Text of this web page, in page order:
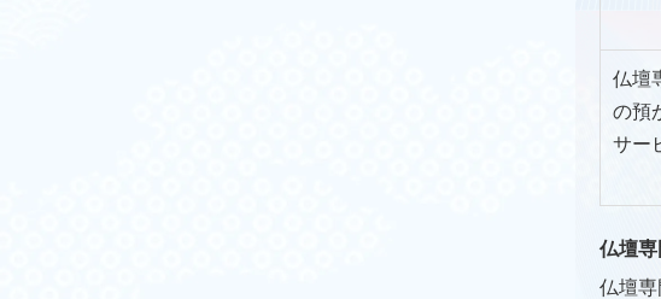
仏壇
の預
サー
仏壇専
仏壇